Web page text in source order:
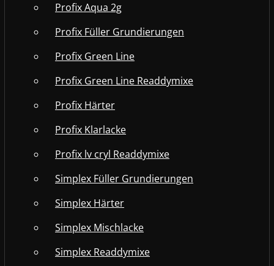
Profix Aqua 2g
Profix Füller Grundierungen
Profix Green Line
Profix Green Line Readdymixe
Profix Härter
Profix Klarlacke
Profix lv cryl Readdymixe
Simplex Füller Grundierungen
Simplex Härter
Simplex Mischlacke
Simplex Readdymixe